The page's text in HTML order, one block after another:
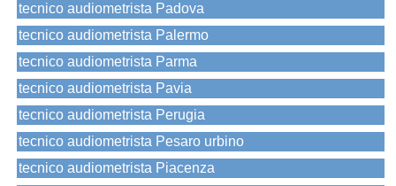
tecnico audiometrista Padova
tecnico audiometrista Palermo
tecnico audiometrista Parma
tecnico audiometrista Pavia
tecnico audiometrista Perugia
tecnico audiometrista Pesaro urbino
tecnico audiometrista Piacenza